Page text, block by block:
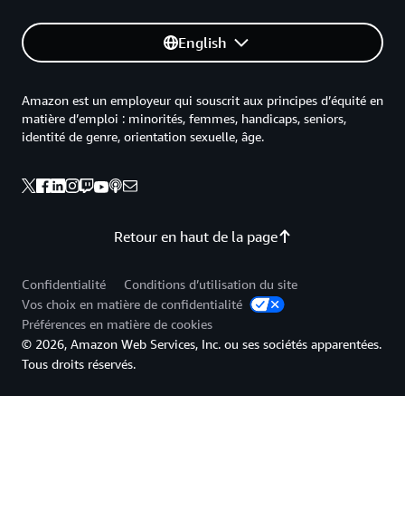
English
Retour en haut de la page
Amazon est un employeur qui souscrit aux principes d’équité en
matière d’emploi : minorités, femmes, handicaps, seniors,
identité de genre, orientation sexuelle, âge.
Confidentialité
Conditions d’utilisation du site
Vos choix en matière de confidentialité
Préférences en matière de cookies
© 2026, Amazon Web Services, Inc. ou ses sociétés apparentées.
Tous droits réservés.